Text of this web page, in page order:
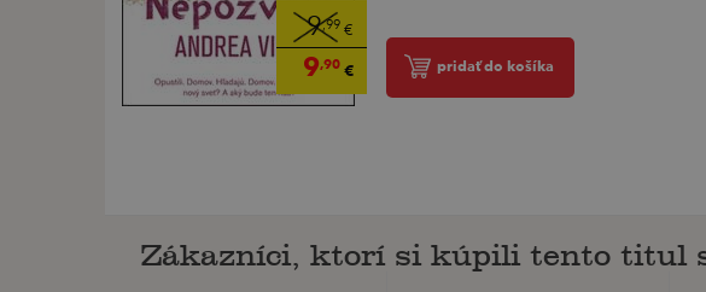
9,99 €
9,90 € pridať do košíka
Zákazníci, ktorí si kúpili tento titul